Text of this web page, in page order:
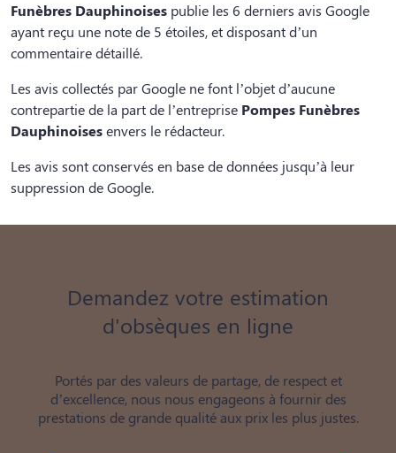
Funèbres Dauphinoises publie les 6 derniers avis Google
ayant reçu une note de 5 étoiles, et disposant d’un
commentaire détaillé.
Les avis collectés par Google ne font l’objet d’aucune
contrepartie de la part de l’entreprise Pompes Funèbres
Dauphinoisesenvers le rédacteur.
Les avis sont conservés en base de données jusqu’à leur
suppression de Google.
Demandez votre estimation
d'obsèques en ligne
Portés par des valeurs de partage, de respect et
d’excellence, nous nous engageons à fournir des
prestations de grande qualité aux prix les plus justes.